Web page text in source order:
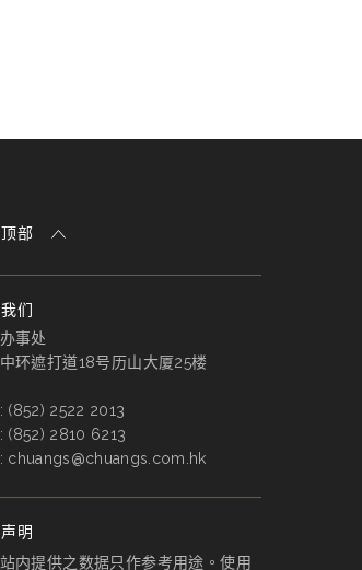
部
们
事处
环遮打道18号历山大厦25楼
(852) 2522 2013
(852) 2810 6213
chuangs@chuangs.com.hk
明
内提供之数据只作参考用途。使用